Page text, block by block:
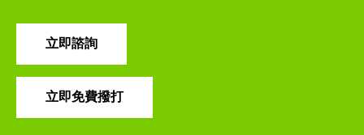
立即諮詢
立即免費撥打